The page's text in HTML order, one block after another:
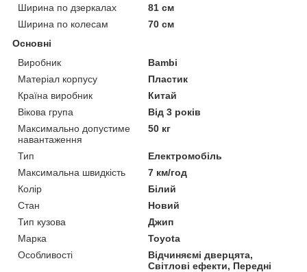
Ширина по дзеркалах
81 см
Ширина по колесам
70 см
Основні
Виробник
Bambi
Матеріал корпусу
Пластик
Країна виробник
Китай
Вікова група
Від 3 років
Максимально допустиме
навантаження
50 кг
Тип
Електромобіль
Максимальна швидкість
7 км/год
Колір
Білий
Стан
Новий
Тип кузова
Джип
Марка
Toyota
Особливості
Відчиняємі дверцята,
Світлові ефекти, Передні